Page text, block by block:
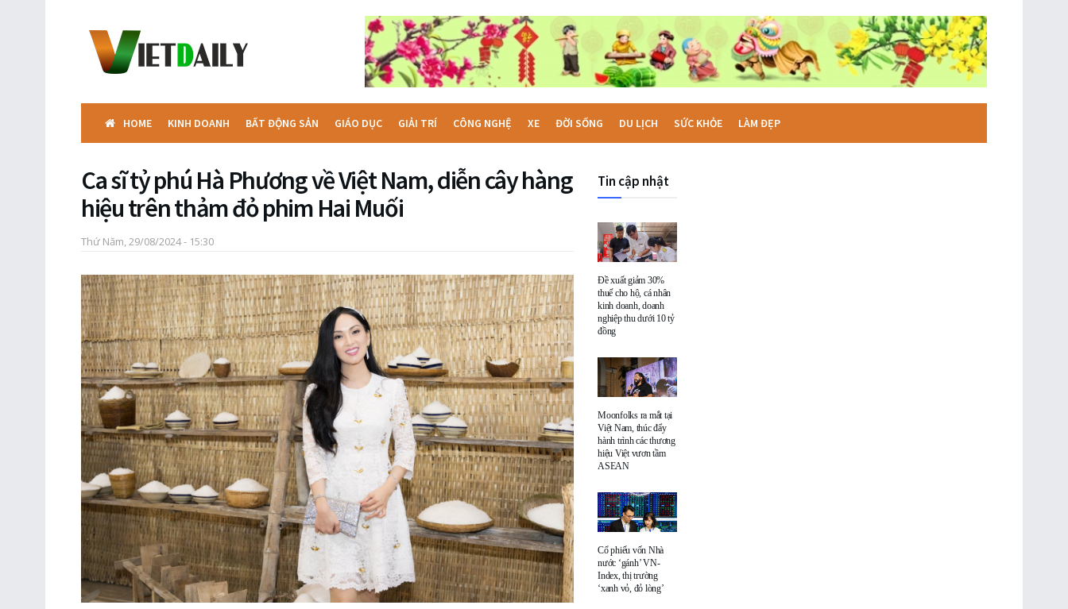
HOME KINH DOANH BẤT ĐỘNG SẢN GIÁO DỤC GIẢI TRÍ CÔNG NGHỆ XE ĐỜI SỐNG DU LỊCH SỨC KHỎE LÀM ĐẸP
Ca sĩ tỷ phú Hà Phương về Việt Nam, diễn cây hàng
hiệu trên thảm đỏ phim Hai Muối
Thứ Năm, 29/08/2024 - 15:30
Tin cập nhật
Đề xuất giảm 30%
thuế cho hộ, cá nhân
kinh doanh, doanh
nghiệp thu dưới 10 tỷ
đồng
Moonfolks ra mắt tại
Việt Nam, thúc đẩy
hành trình các thương
hiệu Việt vươn tầm
ASEAN
Cổ phiếu vốn Nhà
nước ‘gánh’ VN-
Index, thị trường
‘xanh vỏ, đỏ lòng’